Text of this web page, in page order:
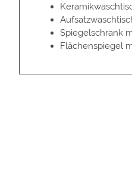
Spiegelschrank
Flächenspiegel